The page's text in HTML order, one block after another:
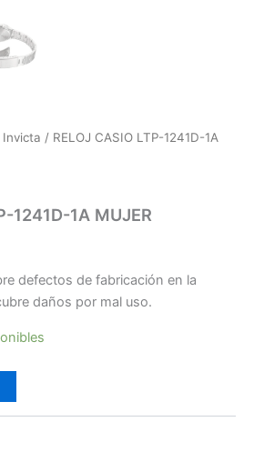
Invicta / RELOJ CASIO LTP-1241D-1A
1241D-1A MUJER
defectos de fabricación en la
daños por mal uso.